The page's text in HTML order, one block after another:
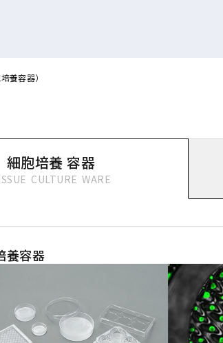
養容器）
細胞培養 容器
CULTURE WARE
養容器